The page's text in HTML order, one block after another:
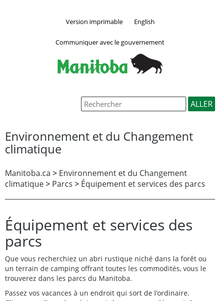
Version imprimable English
Communiquer avec le gouvernement
Environnement et du Changement
climatique
Manitoba.ca > Environnement et du Changement
climatique> Parcs > Équipement et services des parcs
Équipement et services des
parcs
Que vous recherchiez un abri rustique niché dans la forêt ou
un terrain de camping offrant toutes les commodités, vous le
trouverez dans les parcs du Manitoba.
Passez vos vacances à un endroit qui sort de l’ordinaire.